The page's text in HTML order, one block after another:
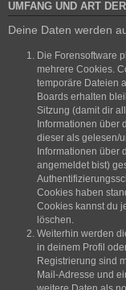
UMFANG UND ART
Deine Daten werden
Die Forensoftware
mehrere Cookies.
temporäre Dateien
Boards erhalten
Sitzung (damit dir
Informationen über
dieser als gelesen/
Informationen über
angemeldet bist)
Cookies haben
Cookies kannst du
löschen.
Weiterhin werden
in deinem Profil
Registrierung sind
Mail-Adresse und